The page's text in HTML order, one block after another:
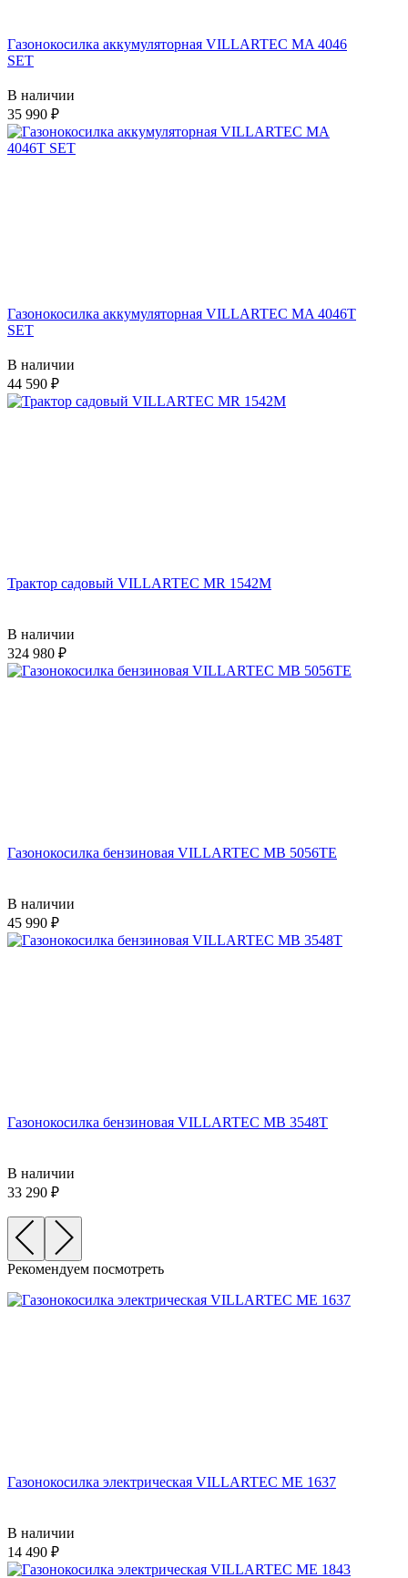
Газонокосилка аккумуляторная VILLARTEC MA 4046
SET
В наличии
35 990
Газонокосилка аккумуляторная VILLARTEC MA 4046T
SET
В наличии
44 590
Трактор садовый VILLARTEC MR 1542M
В наличии
324 980
Газонокосилка бензиновая VILLARTEC MB 5056TE
В наличии
45 990
Газонокосилка бензиновая VILLARTEC MB 3548T
В наличии
33 290
Рекомендуем посмотреть
Газонокосилка электрическая VILLARTEC ME 1637
В наличии
14 490